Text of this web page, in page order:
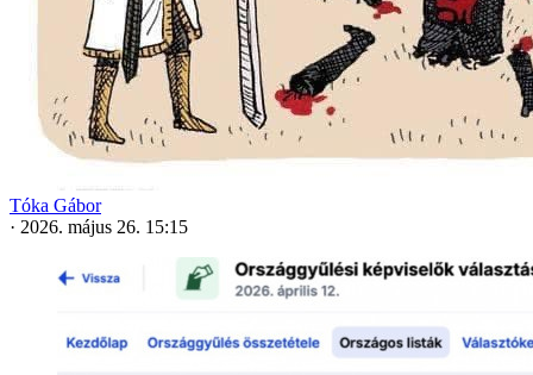
Tóka Gábor
· 2026. május 26. 15:15